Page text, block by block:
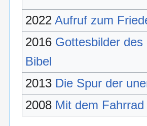
2022 Aufruf zum
2016 Gottesbilder
Bibel
2013 Die Spur der
2008 Mit dem